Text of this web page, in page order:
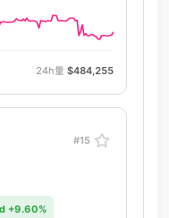
24h量 $484,255
#15
+9.60%